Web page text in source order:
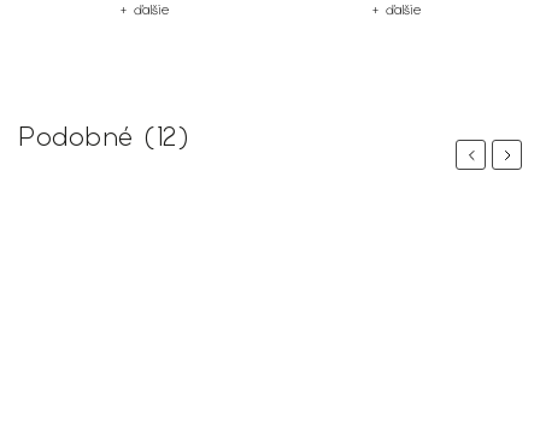
+ ďalšie + ďalšie
Podobné (12)
PreviousNext